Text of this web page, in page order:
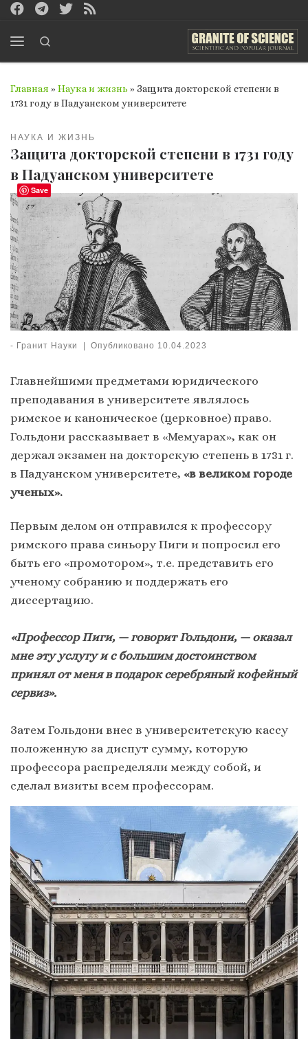
Перейти к содержимому
Главная » Наука и жизнь » Защита докторской степени в
1731 году в Падуанском университете
НАУКА И ЖИЗНЬ
Защита докторской степени в 1731 году
в Падуанском университете
- Гранит Науки | Опубликовано 10.04.2023
Главнейшими предметами юридического
преподавания в университете являлось
римское и каноническое (церковное) право.
Гольдони рассказывает в «Мемуарах», как он
держал экзамен на докторскую степень в 1731 г.
в Падуанском университете, «в великом городе
ученых».
Первым делом он отправился к профессору
римского права синьору Пиги и попросил его
быть его «промотором», т.е. представить его
ученому собранию и поддержать его
диссертацию.
«Профессор Пиги, — говорит Гольдони, — оказал
мне эту услугу и с большим достоинством
принял от меня в подарок серебряный кофейный
сервиз».
Затем Гольдони внес в университетскую кассу
положенную за диспут сумму, которую
профессора распределяли между собой, и
сделал визиты всем профессорам.
Save